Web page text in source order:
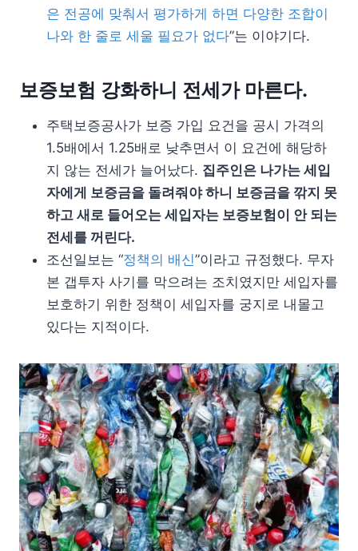
은 전공에 맞춰서 평가하게 하면 다양한 조합이
나와 한 줄로 세울 필요가 없다”는 이야기다.
보증보험 강화하니 전세가 마른다.
주택보증공사가 보증 가입 요건을 공시 가격의
1.5배에서 1.25배로 낮추면서 이 요건에 해당하
지 않는 전세가 늘어났다. 집주인은 나가는 세입
자에게 보증금을 돌려줘야 하니 보증금을 깎지 못
하고 새로 들어오는 세입자는 보증보험이 안 되는
전세를 꺼린다.
조선일보는 “정책의 배신”이라고 규정했다. 무자
본 갭투자 사기를 막으려는 조치였지만 세입자를
보호하기 위한 정책이 세입자를 궁지로 내몰고
있다는 지적이다.